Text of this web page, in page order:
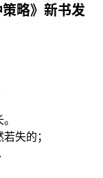
略》新书发
失的；